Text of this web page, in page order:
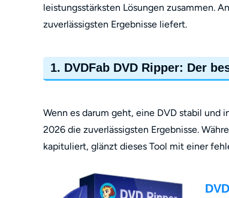
leistungsstärksten Lösungen zusammen.
zuverlässigsten Ergebnisse liefert.
1. DVDFab DVD Ripper: Der
Wenn es darum geht, eine DVD stabil und
2026 die zuverlässigsten Ergebnisse.
kapituliert, glänzt dieses Tool mit einer